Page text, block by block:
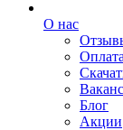
О нас
Оплата
Блог
Акции